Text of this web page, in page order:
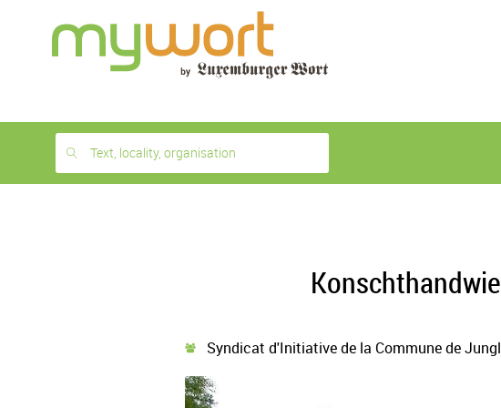
month
free
Text, locality, organisation
Syndicat d'Initiative de la Commune de